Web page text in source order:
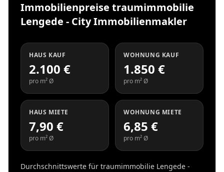
Immobilienpreise traumimmobilie
Lengede - City Immobilienmakler
HAUS KAUF
2.100 €
pro m² Ø
WOHNUNG KAUF
1.850 €
pro m² Ø
HAUS MIETE
7,90 €
pro m² Ø
WOHNUNG MIETE
6,85 €
pro m² Ø
Durchschnittswerte für traumimmobilie Lengede -